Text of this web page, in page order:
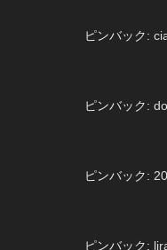
ピンバック:
ピンバック:
ピンバック:
ピンバック: